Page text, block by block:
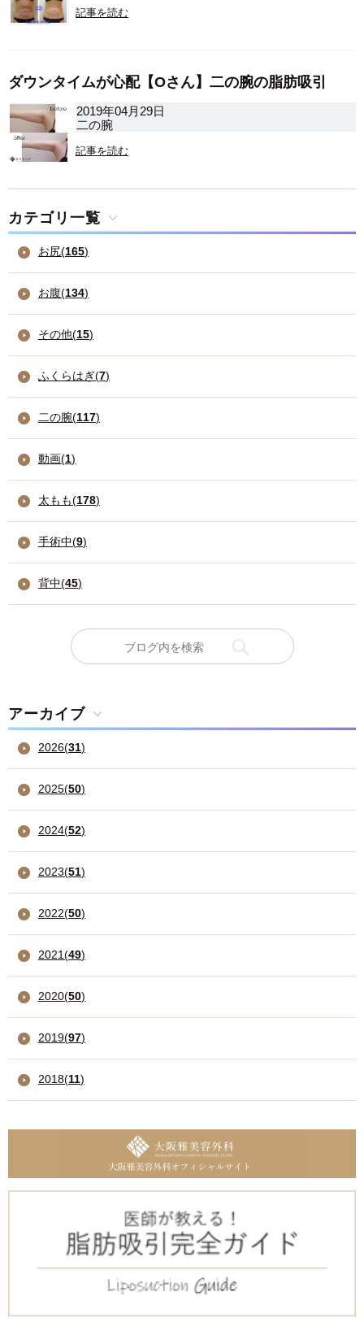
記事を読む
ダウンタイムが心配【Oさん】二の腕の脂肪吸引
2019年04月29日
二の腕
記事を読む
カテゴリ一覧
お尻(165)
お腹(134)
その他(15)
ふくらはぎ(7)
二の腕(117)
動画(1)
太もも(178)
手術中(9)
背中(45)
アーカイブ
2026(31)
2025(50)
2024(52)
2023(51)
2022(50)
2021(49)
2020(50)
2019(97)
2018(11)